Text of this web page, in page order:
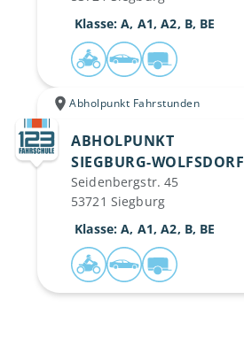
Klasse: A, A1, A2, B, BE
Abholpunkt Fahrstunden
ABHOLPUNKT
SIEGBURG-WOLFSDORF
Seidenbergstr. 45
53721 Siegburg
Klasse: A, A1, A2, B, BE